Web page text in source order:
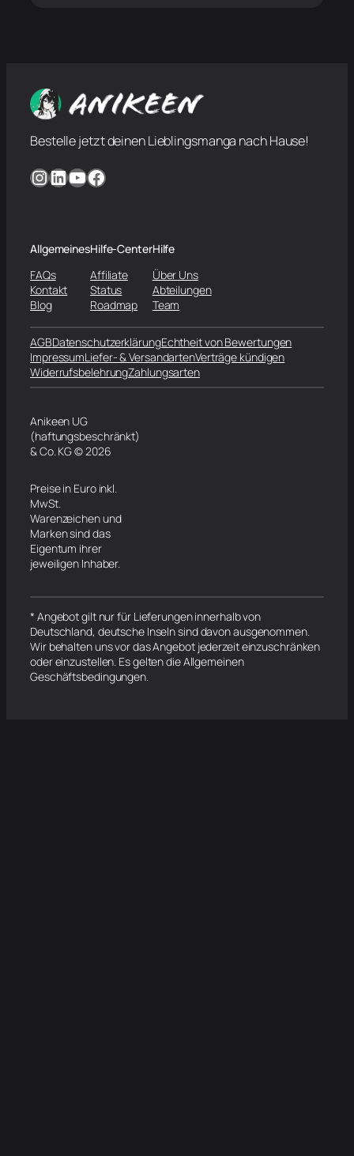
Bestelle jetzt deinen Lieblingsmanga nach Hause!
InstagramLinkedIn YouTube Facebook
Allgemeines
FAQs
Kontakt
Blog
Hilfe-Center
Affiliate
Status
Roadmap
Hilfe
Über Uns
Abteilungen
Team
AGBDatenschutzerklärungEchtheit von Bewertungen
ImpressumLiefer- & VersandartenVerträge kündigen
WiderrufsbelehrungZahlungsarten
Anikeen UG
(haftungsbeschränkt)
& Co. KG © 2026
Preise in Euro inkl.
MwSt.
Warenzeichen und
Marken sind das
Eigentum ihrer
jeweiligen Inhaber.
* Angebot gilt nur für Lieferungen innerhalb von
Deutschland, deutsche Inseln sind davon ausgenommen.
Wir behalten uns vor das Angebot jederzeit einzuschränken
oder einzustellen. Es gelten die Allgemeinen
Geschäftsbedingungen.